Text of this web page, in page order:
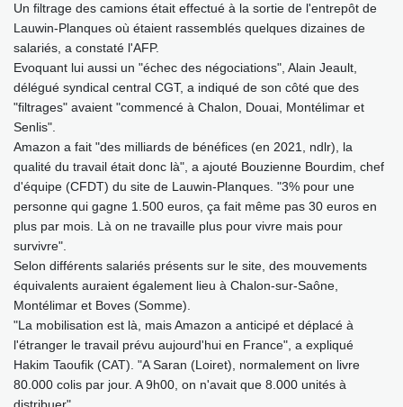
Un filtrage des camions était effectué à la sortie de l'entrepôt de
Lauwin-Planques où étaient rassemblés quelques dizaines de
salariés, a constaté l'AFP.
Evoquant lui aussi un "échec des négociations", Alain Jeault,
délégué syndical central CGT, a indiqué de son côté que des
"filtrages" avaient "commencé à Chalon, Douai, Montélimar et
Senlis".
Amazon a fait "des milliards de bénéfices (en 2021, ndlr), la
qualité du travail était donc là", a ajouté Bouzienne Bourdim, chef
d'équipe (CFDT) du site de Lauwin-Planques. "3% pour une
personne qui gagne 1.500 euros, ça fait même pas 30 euros en
plus par mois. Là on ne travaille plus pour vivre mais pour
survivre".
Selon différents salariés présents sur le site, des mouvements
équivalents auraient également lieu à Chalon-sur-Saône,
Montélimar et Boves (Somme).
"La mobilisation est là, mais Amazon a anticipé et déplacé à
l'étranger le travail prévu aujourd'hui en France", a expliqué
Hakim Taoufik (CAT). "A Saran (Loiret), normalement on livre
80.000 colis par jour. A 9h00, on n'avait que 8.000 unités à